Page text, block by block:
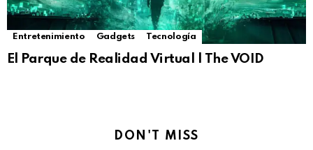
Entretenimiento Gadgets Tecnología
El Parque de Realidad Virtual | The VOID
DON'T MISS